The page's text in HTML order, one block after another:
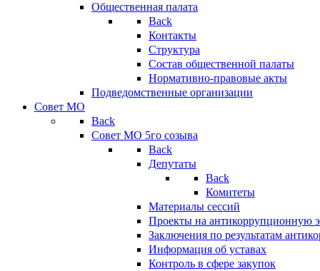
Общественная палата
Back
Контакты
Структура
Состав общественной палаты
Нормативно-правовые акты
Подведомственные организации
Совет МО
Back
Совет МО 5го созыва
Back
Депутаты
Back
Комитеты
Материалы сессий
Проекты на антикоррупционную
Заключения по результатам
Информация об уставах
Контроль в сфере закупок